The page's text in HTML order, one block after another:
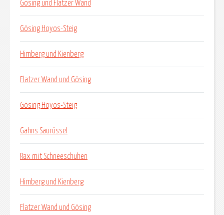
Gösing und Flatzer Wand
Gösing Hoyos-Steig
Himberg und Kienberg
Flatzer Wand und Gösing
Gösing Hoyos-Steig
Gahns Saurüssel
Rax mit Schneeschuhen
Himberg und Kienberg
Flatzer Wand und Gösing